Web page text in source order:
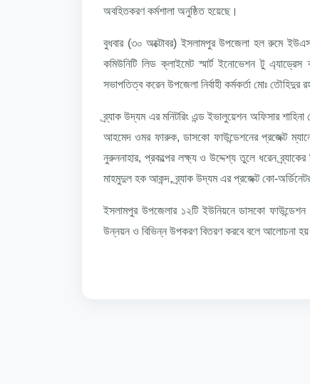
অবহিতকরণ কর্মশালা অনুষ্ঠিত হয়েছে।
বুধবার (৩০ অক্টোবর) ইসলামপুর উপজেলা হল রুমে
কমিউনিটি লিড ক্লাইমেট স্মার্ট ইনোভেশন টু
সভাপতিত্ব করেন উপজেলা নির্বাহী কর্মকর্তা মোঃ তৌহিদুর
ব্র্যাক উদ্যম এর মনিটরিং এন্ড ইভালুয়েশন অফিসার
আহমেদ ওমর ফারুক, ডাসকো ফাউন্ডেশনের প্রজেক্ট
নুরুননাহার, প্রকল্পের লক্ষ্য ও উদ্দেশ্য তুলে ধরেন
মাহমুদুল হক আকন্দ, ব্র্যাক উদ্যম এর প্রজেক্ট কো-
ইসলামপুর উপজেলার ১২টি ইউনিয়নে ডাসকো ফাউন্ডেশন
উন্নয়ন ও বিভিন্ন উপকরণ বিতরণ করবে বলে আলোচনা